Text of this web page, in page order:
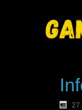
27